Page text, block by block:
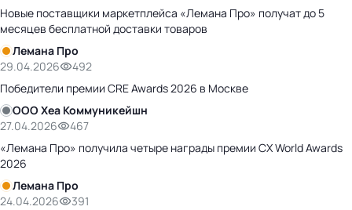
Новые поставщики маркетплейса «Лемана Про» получат до 5
месяцев бесплатной доставки товаров
Лемана Про
29.04.2026
492
Победители премии CRE Awards 2026 в Москве
ООО Хеа Коммуникейшн
27.04.2026
467
«Лемана Про» получила четыре награды премии CX World Awards
2026
Лемана Про
24.04.2026
391